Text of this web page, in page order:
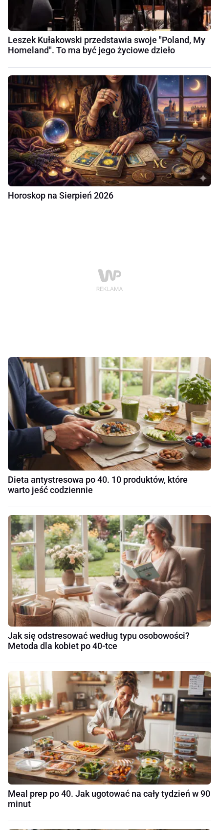
Leszek Kułakowski przedstawia swoje "Poland, My
Homeland". To ma być jego życiowe dzieło
Horoskop na Sierpień 2026
Dieta antystresowa po 40. 10 produktów, które
warto jeść codziennie
Jak się odstresować według typu osobowości?
Metoda dla kobiet po 40-tce
Meal prep po 40. Jak ugotować na cały tydzień w 90
minut